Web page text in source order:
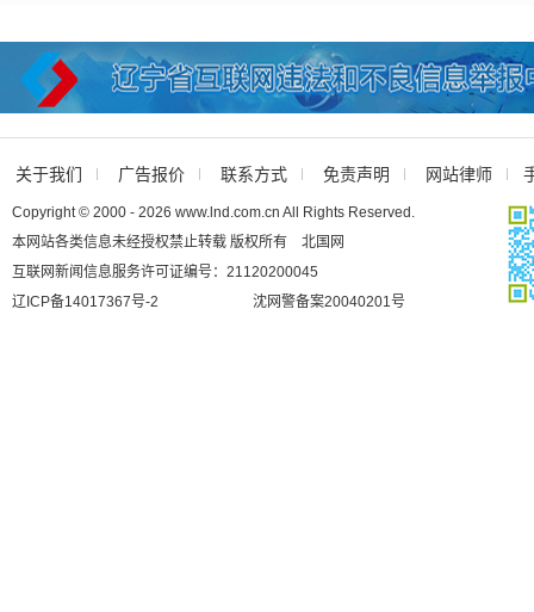
关于我们 广告报价 联系方式 免责声明 网站律师
Copyright © 2000 - 2026 www.lnd.com.cn All Rights Reserved.
本网站各类信息未经授权禁止转载 版权所有 北国网
互联网新闻信息服务许可证编号：21120200045
辽ICP备14017367号-2
沈网警备案20040201号